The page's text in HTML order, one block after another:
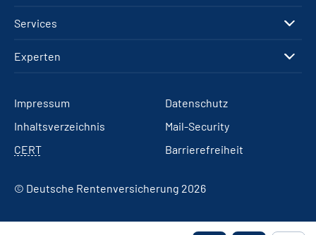
Services
Experten
Impressum
Datenschutz
Inhaltsverzeichnis
Mail-Security
CERT
Barrierefreiheit
© Deutsche Rentenversicherung 2026